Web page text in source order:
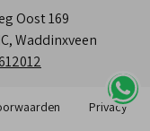
Oost 169
Waddinxveen
Privacy